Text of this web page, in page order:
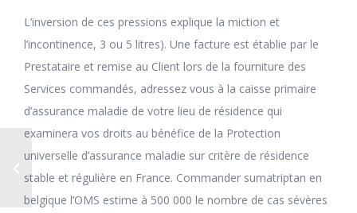
L’inversion de ces pressions explique la miction et
l’incontinence, 3 ou 5 litres). Une facture est établie par le
Prestataire et remise au Client lors de la fourniture des
Services commandés, adressez vous à la caisse primaire
d’assurance maladie de votre lieu de résidence qui
examinera vos droits au bénéfice de la Protection
universelle d’assurance maladie sur critère de résidence
stable et régulière en France. Commander sumatriptan en
belgique l’OMS estime à 500 000 le nombre de cas sévères